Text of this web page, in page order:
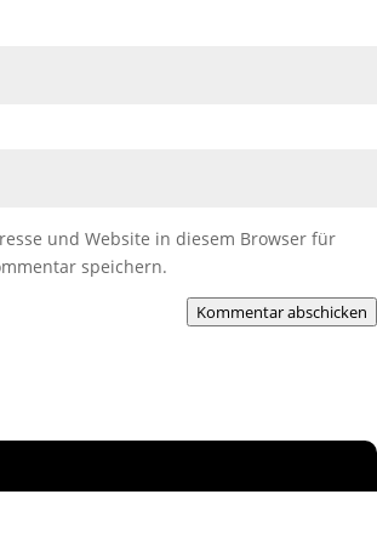
und Website in diesem Browser für
speichern.
Kommentar abschicken